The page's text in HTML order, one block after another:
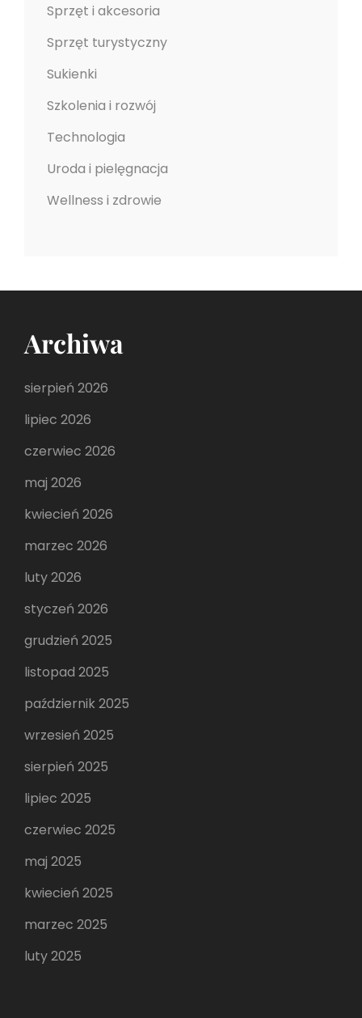
Sprzęt i akcesoria
Sprzęt turystyczny
Sukienki
Szkolenia i rozwój
Technologia
Uroda i pielęgnacja
Wellness i zdrowie
Archiwa
sierpień 2026
lipiec 2026
czerwiec 2026
maj 2026
kwiecień 2026
marzec 2026
luty 2026
styczeń 2026
grudzień 2025
listopad 2025
październik 2025
wrzesień 2025
sierpień 2025
lipiec 2025
czerwiec 2025
maj 2025
kwiecień 2025
marzec 2025
luty 2025